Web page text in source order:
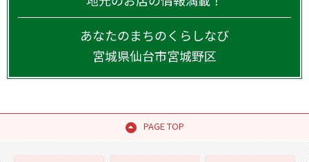
あなたのまちのくらしなび
宮城県仙台市宮城野区
PAGE TOP